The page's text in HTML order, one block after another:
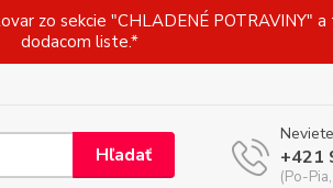
zo sekcie "CHLADENÉ
dodacom liste.*
Hľadať +421
(Po-